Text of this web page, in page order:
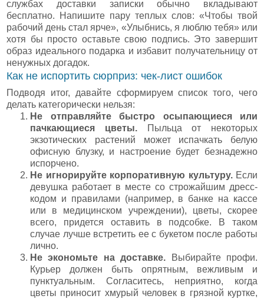
службах доставки записки обычно вкладывают
бесплатно. Напишите пару теплых слов: «Чтобы твой
рабочий день стал ярче», «Улыбнись, я люблю тебя» или
хотя бы просто оставьте свою подпись. Это завершит
образ идеального подарка и избавит получательницу от
ненужных догадок.
Как не испортить сюрприз: чек-лист ошибок
Подводя итог, давайте сформируем список того, чего
делать категорически нельзя:
Не отправляйте быстро осыпающиеся или
пачкающиеся цветы.Пыльца от некоторых
экзотических растений может испачкать белую
офисную блузку, и настроение будет безнадежно
испорчено.
Не игнорируйте корпоративную культуру.Если
девушка работает в месте со строжайшим дресс-
кодом и правилами (например, в банке на кассе
или в медицинском учреждении), цветы, скорее
всего, придется оставить в подсобке. В таком
случае лучше встретить ее с букетом после работы
лично.
Не экономьте на доставке. Выбирайте профи.
Курьер должен быть опрятным, вежливым и
пунктуальным. Согласитесь, неприятно, когда
цветы приносит хмурый человек в грязной куртке,